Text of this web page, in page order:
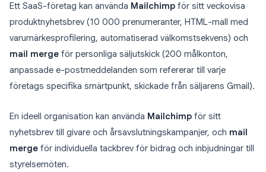
Ett SaaS-företag kan använda Mailchimp för sitt veckovisa
produktnyhetsbrev (10 000 prenumeranter, HTML-mall med
varumärkesprofilering, automatiserad välkomstsekvens) och
mail merge för personliga säljutskick (200 målkonton,
anpassade e-postmeddelanden som refererar till varje
företags specifika smärtpunkt, skickade från säljarens Gmail).
En ideell organisation kan använda Mailchimp för sitt
nyhetsbrev till givare och årsavslutningskampanjer, och mail
merge för individuella tackbrev för bidrag och inbjudningar till
styrelsemöten.